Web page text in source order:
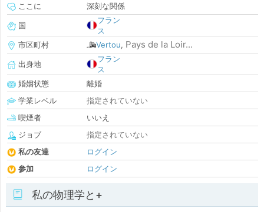
ここに
深刻な関係
国
フラン
ス
市区町村
Vertou, Pays de la Loir...
出身地
フラン
ス
婚姻状態
離婚
学業レベル
指定されていない
喫煙者
いいえ
ジョブ
指定されていない
私の友達
ログイン
参加
ログイン
私の物理学と+